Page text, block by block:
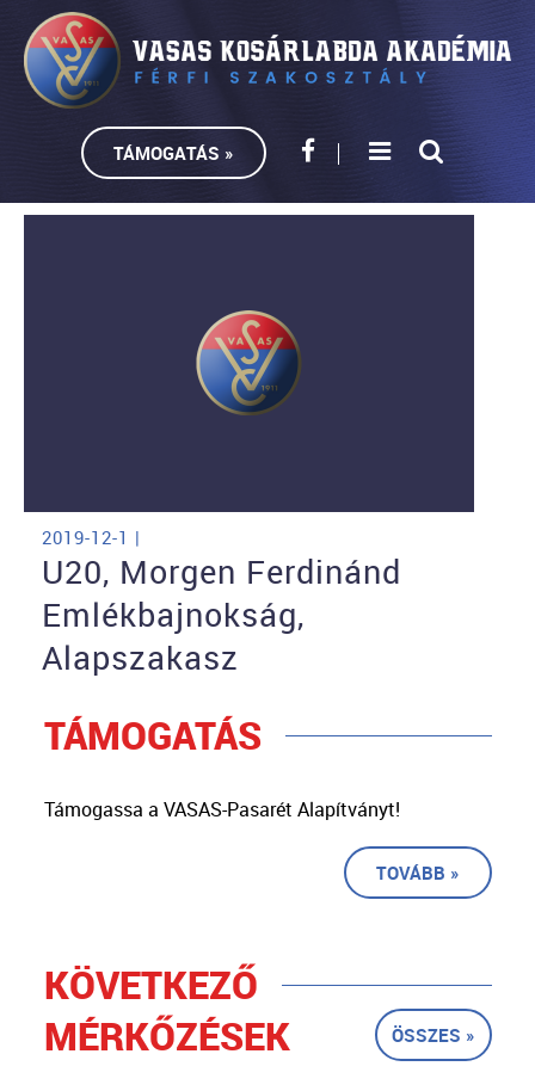
TÁMOGATÁS »
2019-12-1 |
U20, Morgen Ferdinánd
Emlékbajnokság,
Alapszakasz
TÁMOGATÁS
Támogassa a VASAS-Pasarét Alapítványt!
TOVÁBB »
KÖVETKEZŐ
MÉRKŐZÉSEK
ÖSSZES »